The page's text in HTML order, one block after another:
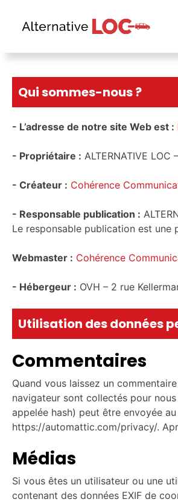
Qui sommes-nous ?
- L’adresse de notre site Web est :
- Propriétaire : ALTERNATIVE LOC
- Créateur : Cohérence
- Responsable publication :
Le responsable publication est une
Webmaster : Cohérence
- Hébergeur : OVH – 2 rue
Utilisation des données
Commentaires
Quand vous laissez un
navigateur sont collectés pour
appelée hash) peut être envoyée
https://automattic.com/privacy/.
Médias
Si vous êtes un utilisateur ou une
contenant des données EXIF de